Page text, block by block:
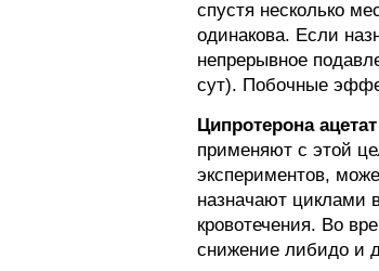
спустя несколько
одинакова. Если
непрерывное
сут). Побочные
Ципротерона ацетат
применяют с этой
экспериментов,
назначают циклами
кровотечения. Во
снижение либидо и